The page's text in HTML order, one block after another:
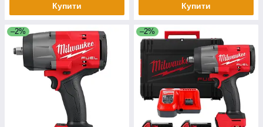
Купити Купити
–2% –2%